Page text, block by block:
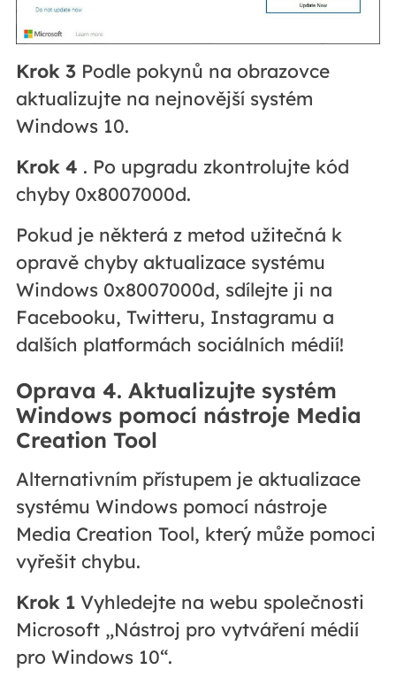
Krok 3Podle pokynů na obrazovce
aktualizujte na nejnovější systém
Windows 10.
Krok 4 . Po upgradu zkontrolujte kód
chyby 0x8007000d.
Pokud je některá z metod užitečná k
opravě chyby aktualizace systému
Windows 0x8007000d, sdílejte ji na
Facebooku, Twitteru, Instagramu a
dalších platformách sociálních médií!
Oprava 4. Aktualizujte systém
Windows pomocí nástroje Media
Creation Tool
Alternativním přístupem je aktualizace
systému Windows pomocí nástroje
Media Creation Tool, který může pomoci
vyřešit chybu.
Krok 1Vyhledejte na webu společnosti
Microsoft „Nástroj pro vytváření médií
pro Windows 10“.